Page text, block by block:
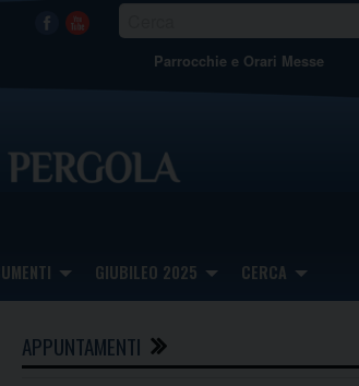
Facebook
Youtube
Parrocchie e Orari Messe
GIUBILEO 2025 CERCA
APPUNTAMENTI